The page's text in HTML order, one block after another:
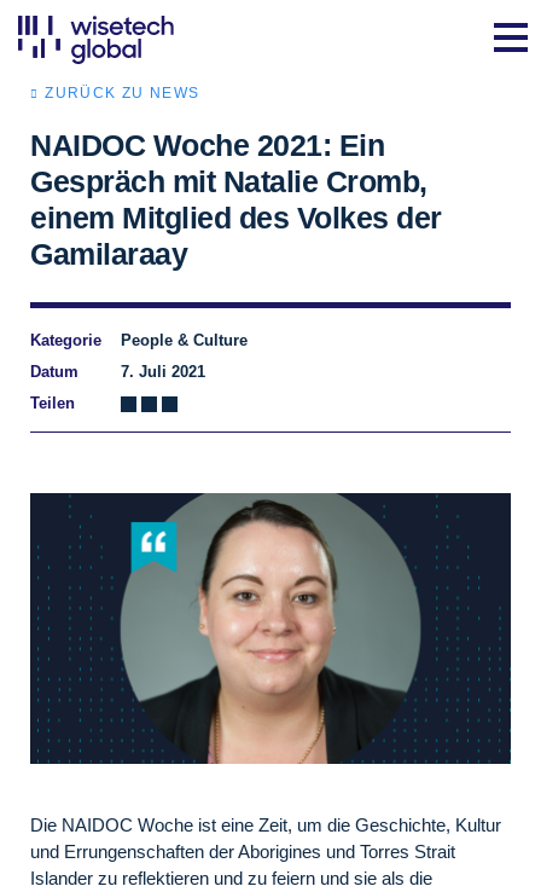
ZURÜCK ZU NEWS
NAIDOC Woche 2021: Ein
Gespräch mit Natalie Cromb,
einem Mitglied des Volkes der
Gamilaraay
Kategorie
People & Culture
Datum
7. Juli 2021
Teilen
Die NAIDOC Woche ist eine Zeit, um die Geschichte, Kultur
und Errungenschaften der Aborigines und Torres Strait
Islander zu reflektieren und zu feiern und sie als die